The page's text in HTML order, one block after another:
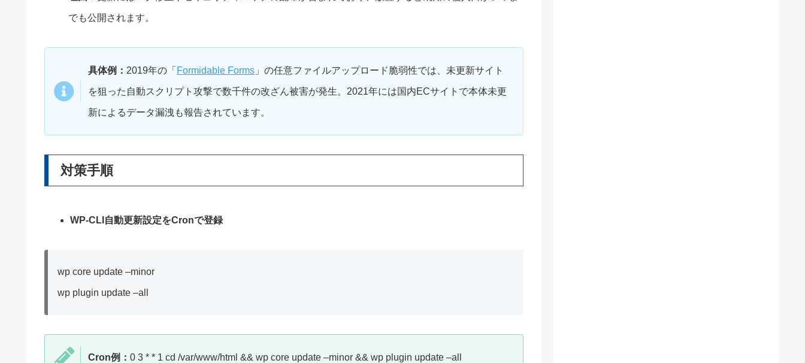
でも公開されます。
具体例： 2019年の「 Formidable Forms 」の任意ファイルアップロード脆弱性では、未更新サイト
を狙った自動スクリプト攻撃で数千件の改ざん被害が発生。2021年には国内ECサイトで本体未更
新によるデータ漏洩も報告されています。
対策手順
WP-CLI自動更新設定をCronで登録
wp core update –minor
wp plugin update –all
Cron例： 0 3 * * 1 cd /var/www/html && wp core update –minor && wp plugin update –all